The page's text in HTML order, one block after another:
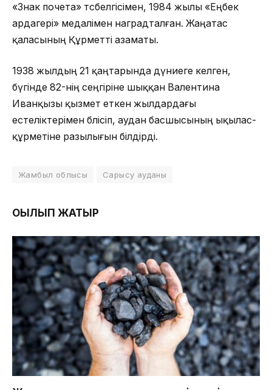
«Знак почета» төсбелгісімен, 1984 жылы «Еңбек
ардагері» медалімен наградталған. Жаңатас
қаласының Құрметті азаматы.
1938 жылдың 21 қаңтарында дүниеге келген,
бүгінде 82-нің сеңгіріне шыққан Валентина
Иванқызы қызмет еткен жылдардағы
естеліктерімен бөлісіп, аудан басшысының ықылас-
құрметіне разылығын білдірді.
Жамбыл облысы Сарысу ауданы
ОҚЫЛЫП ЖАТЫР